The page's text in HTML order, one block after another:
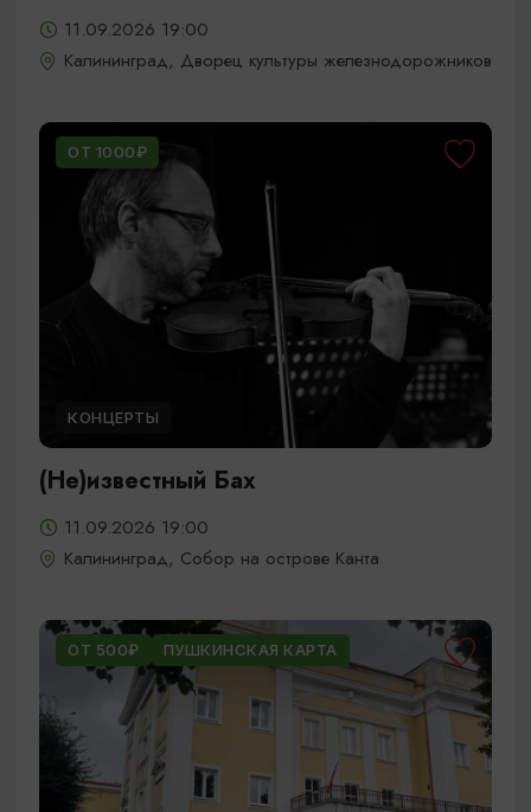
11.09.2026 19:00
Калининград, Дворец культуры железнодорожников
ОТ 1000₽
КОНЦЕРТЫ
(Не)известный Бах
11.09.2026 19:00
Калининград, Собор на острове Канта
ОТ 500₽ ПУШКИНСКАЯ КАРТА